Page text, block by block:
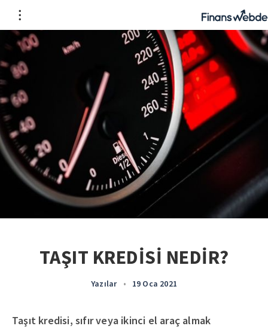
TAŞIT KREDİSİ NEDİR?
Yazılar • 19 Oca 2021
Taşıt kredisi, sıfır veya ikinci el araç almak